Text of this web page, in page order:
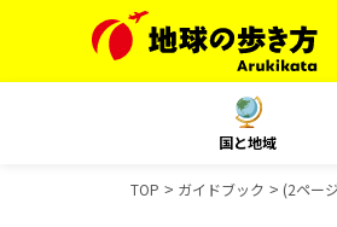
国と地域
TOP ガイドブック (2ペー